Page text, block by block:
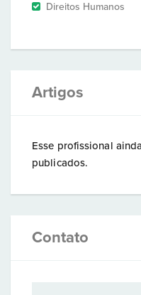
Direitos Humanos
Artigos
Esse profissional
publicados.
Contato